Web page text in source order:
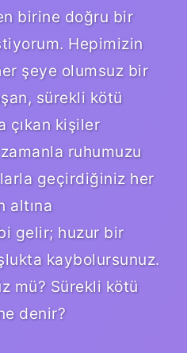
birine doğru bir
Hepimizin
şeye olumsuz bir
sürekli kötü
çıkan kişiler
ruhumuzu
geçirdiğiniz her
altına
gelir; huzur bir
kaybolursunuz.
mü? Sürekli kötü
denir?